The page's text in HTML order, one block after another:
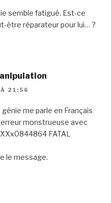
semble fatigué. Est-ce
être réparateur pour lui… ?
21:56
génie me parle en Français
monstrueuse avec
FATAL
le message.